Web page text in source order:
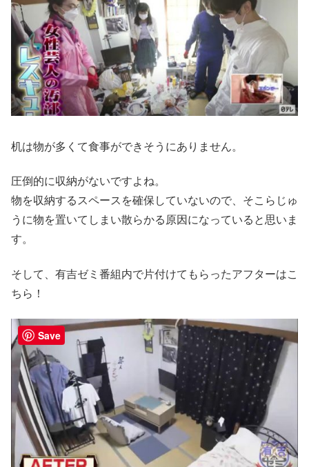
机は物が多くて食事ができそうにありません。
圧倒的に収納がないですよね。
物を収納するスペースを確保していないので、そこらじゅ
うに物を置いてしまい散らかる原因になっていると思いま
す。
そして、有吉ゼミ番組内で片付けてもらったアフターはこ
ちら！
Save